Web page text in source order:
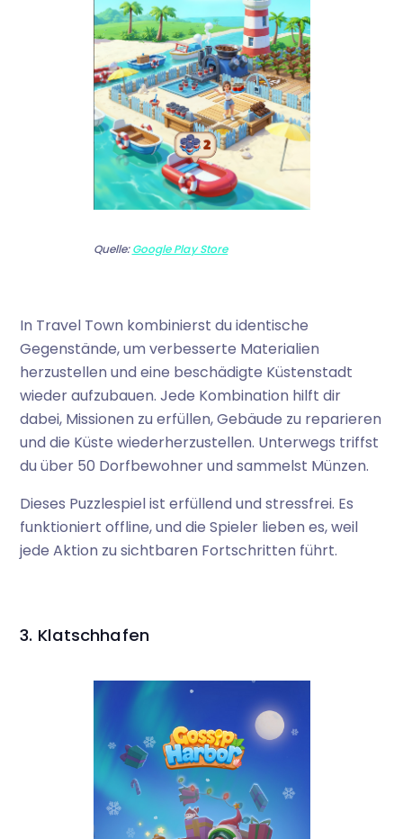
Quelle:Google Play Store
In Travel Town kombinierst du identische
Gegenstände, um verbesserte Materialien
herzustellen und eine beschädigte Küstenstadt
wieder aufzubauen. Jede Kombination hilft dir
dabei, Missionen zu erfüllen, Gebäude zu reparieren
und die Küste wiederherzustellen. Unterwegs triffst
du über 50 Dorfbewohner und sammelst Münzen.
Dieses Puzzlespiel ist erfüllend und stressfrei. Es
funktioniert offline, und die Spieler lieben es, weil
jede Aktion zu sichtbaren Fortschritten führt.
3. Klatschhafen